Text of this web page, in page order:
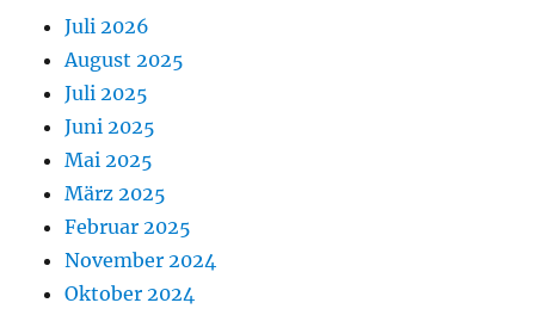
Juli 2026
August 2025
Juli 2025
Juni 2025
Mai 2025
März 2025
Februar 2025
November 2024
Oktober 2024